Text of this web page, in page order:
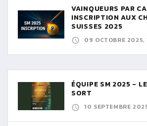
VAINQUEURS PAR
INSCRIPTION AUX
SUISSES 2025
09 OCTOBRE 2025,
ÉQUIPE SM 2025 -
SORT
10 SEPTEMBRE